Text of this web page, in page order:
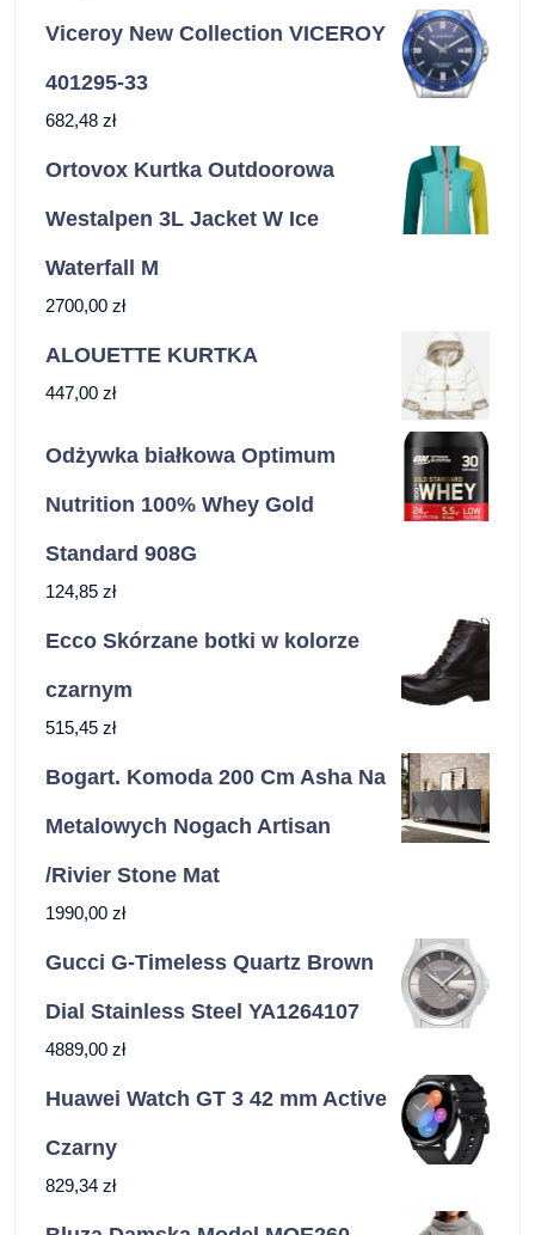
Viceroy New Collection VICEROY
401295-33
682,48 zł
Ortovox Kurtka Outdoorowa
Westalpen 3L Jacket W Ice
Waterfall M
2700,00 zł
ALOUETTE KURTKA
447,00 zł
Odżywka białkowa Optimum
Nutrition 100% Whey Gold
Standard 908G
124,85 zł
Ecco Skórzane botki w kolorze
czarnym
515,45 zł
Bogart. Komoda 200 Cm Asha Na
Metalowych Nogach Artisan
/Rivier Stone Mat
1990,00 zł
Gucci G-Timeless Quartz Brown
Dial Stainless Steel YA1264107
4889,00 zł
Huawei Watch GT 3 42 mm Active
Czarny
829,34 zł